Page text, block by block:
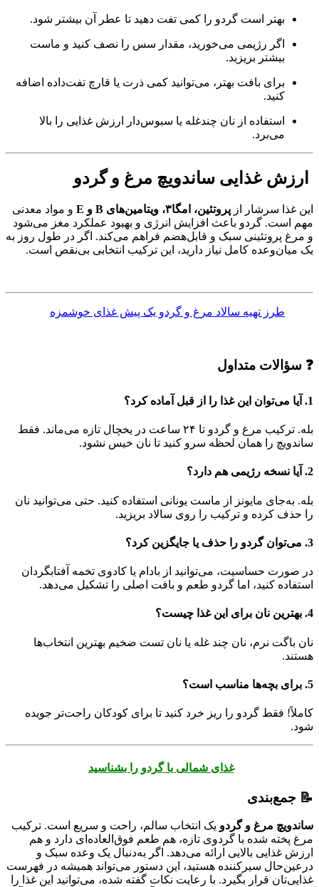
بهتر است گردو را کمی تفت دهید تا عطر آن بیشتر شود.
اگر رژیمی می‌خورید، مقدار سس را نصف کنید و ماست
بیشتر بریزید.
برای بافت بهتر، می‌توانید کمی ذرت یا قارچ تفت‌داده اضافه
کنید.
استفاده از نان چندغله یا سبوس‌دار ارزش غذایی را بالا
می‌برد.
ارزش غذایی ساندویچ مرغ و گردو
این غذا سرشار از پروتئین، امگا۳، ویتامین‌های B و E
و مواد معدنی
مهم است. گردو باعث افزایش انرژی و بهبود عملکرد مغز می‌شود
و مرغ پروتئینی سبک و قابل‌هضم فراهم می‌کند. اگر در طول روز به
یک میان‌وعده کامل نیاز دارید، این ترکیب انتخابی بی‌نقص است.
طرز تهیه سالاد مرغ و گردو یک پیش غذای خوشمزه
❓ سؤالات متداول
1. آیا می‌توان این غذا را از قبل آماده کرد؟
بله. ترکیب مرغ و گردو تا ۲۴ ساعت در یخچال تازه می‌ماند. فقط
ساندویچ را همان لحظه سرو کنید تا نان خیس نشود.
2. آیا نسخه رژیمی هم دارد؟
بله. به‌جای مایونز از ماست یونانی استفاده کنید. حتی می‌توانید نان
را حذف کرده و ترکیب را روی سالاد بریزید.
3. می‌توان گردو را حذف یا جایگزین کرد؟
در صورت حساسیت، می‌توانید از بادام یا کادوی تخمه آفتابگردان
استفاده کنید، اما گردو طعم و بافت اصلی را تشکیل می‌دهد.
4. بهترین نان برای این غذا چیست؟
نان باگت نرم، نان چند غله یا نان تست ضخیم بهترین انتخاب‌ها
هستند.
5. برای بچه‌ها مناسب است؟
کاملاً! فقط گردو را ریز خرد کنید تا برای کودکان راحت‌تر جویده
شود.
غذای شمالی با گردو را بشناسید
📝 جمع‌بندی
ساندویچ مرغ و گردو یک انتخاب سالم، راحت و سریع است. ترکیب
مرغ پخته شده با گردوی تازه، هم طعم فوق‌العاده‌ای دارد و هم
ارزش غذایی بالایی ارائه می‌دهد. اگر به‌دنبال یک وعده سبک و
درعین‌حال سیرکننده هستید، این دستور می‌تواند همیشه در فهرست
غذایی‌تان قرار بگیرد. با رعایت نکات گفته شده، می‌توانید این غذا را